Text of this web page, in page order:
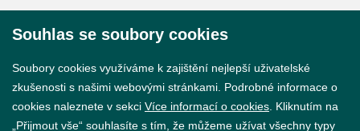
Souhlas se soubory cookies
Soubory cookies využíváme k zajištění nejlepší uživatelské
zkušenosti s našimi webovými stránkami. Podrobné informace o
cookies naleznete v sekci Více informací o cookies . Kliknutím na
„Přijmout vše“ souhlasíte s tím, že můžeme užívat všechny typy